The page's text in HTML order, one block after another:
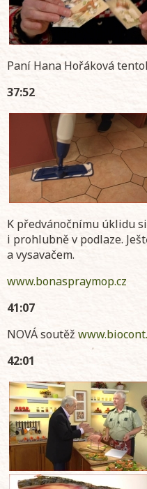
Paní Hana Hořáková
37:52
K předvánočnímu úklidu
i prohlubně v podlaze.
a vysavačem.
www.bonaspraymop.cz
41:07
NOVÁ soutěž
42:01